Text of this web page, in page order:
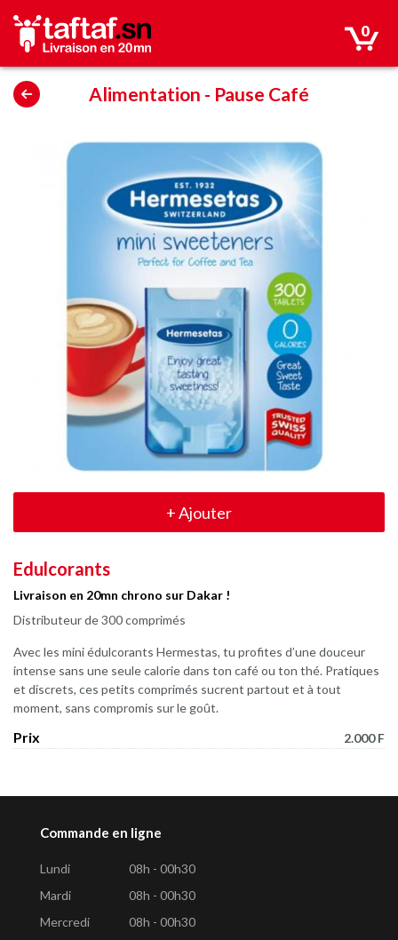
0
Alimentation - Pause Café
+Ajouter
Edulcorants
Livraison en 20mn chrono sur Dakar !
Distributeur de 300 comprimés
Avec les mini édulcorants Hermestas, tu profites d’une douceur
intense sans une seule calorie dans ton café ou ton thé. Pratiques
et discrets, ces petits comprimés sucrent partout et à tout
moment, sans compromis sur le goût.
Prix 2.000 F
Commande en ligne
Lundi
08h - 00h30
Mardi
08h - 00h30
Mercredi
08h - 00h30